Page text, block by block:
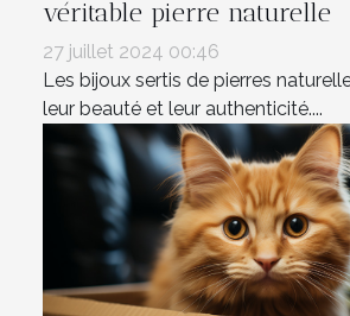
véritable pierre naturelle
27 juillet 2024 00:46
Les bijoux sertis de pierres
leur beauté et leur authenticité....